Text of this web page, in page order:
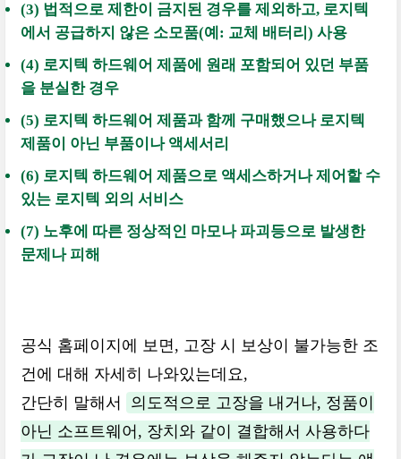
(3) 법적으로 제한이 금지된 경우를 제외하고, 로지텍
에서 공급하지 않은 소모품(예: 교체 배터리) 사용
(4) 로지텍 하드웨어 제품에 원래 포함되어 있던 부품
을 분실한 경우
(5) 로지텍 하드웨어 제품과 함께 구매했으나 로지텍
제품이 아닌 부품이나 액세서리
(6) 로지텍 하드웨어 제품으로 액세스하거나 제어할 수
있는 로지텍 외의 서비스
(7) 노후에 따른 정상적인 마모나 파괴등으로 발생한
문제나 피해
공식 홈페이지에 보면, 고장 시 보상이 불가능한 조
건에 대해 자세히 나와있는데요,
간단히 말해서
의도적으로 고장을 내거나, 정품이
아닌 소프트웨어, 장치와 같이 결합해서 사용하다